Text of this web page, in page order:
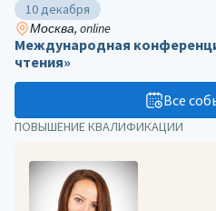
ПОВЫШЕНИЕ КВАЛИФИКАЦИИ
10 декабря
Москва, online
Международная
чтения»
Все